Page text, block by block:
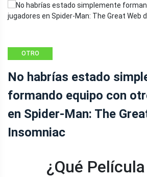
OTRO
No habrías estado
formando equipo con
en Spider-Man: The
Insomniac
¿Qué